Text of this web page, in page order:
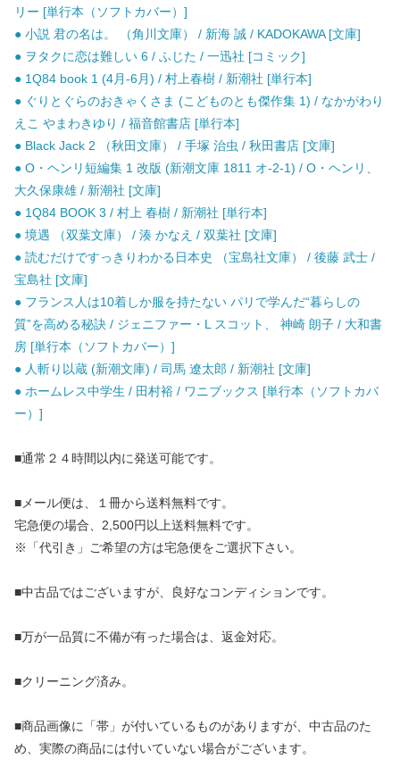
リー [単行本（ソフトカバー）]
● 小説 君の名は。 （角川文庫） / 新海 誠 / KADOKAWA [文庫]
● ヲタクに恋は難しい 6 / ふじた / 一迅社 [コミック]
● 1Q84 book 1 (4月-6月) / 村上春樹 / 新潮社 [単行本]
● ぐりとぐらのおきゃくさま (こどものとも傑作集 1) / なかがわり
えこ やまわきゆり / 福音館書店 [単行本]
● Black Jack 2 （秋田文庫） / 手塚 治虫 / 秋田書店 [文庫]
● O・ヘンリ短編集 1 改版 (新潮文庫 1811 オ-2-1) / O・ヘンリ、
大久保康雄 / 新潮社 [文庫]
● 1Q84 BOOK 3 / 村上 春樹 / 新潮社 [単行本]
● 境遇 （双葉文庫） / 湊 かなえ / 双葉社 [文庫]
● 読むだけですっきりわかる日本史 （宝島社文庫） / 後藤 武士 /
宝島社 [文庫]
● フランス人は10着しか服を持たない パリで学んだ“暮らしの
質”を高める秘訣 / ジェニファー・L スコット、 神崎 朗子 / 大和書
房 [単行本（ソフトカバー）]
● 人斬り以蔵 (新潮文庫) / 司馬 遼太郎 / 新潮社 [文庫]
● ホームレス中学生 / 田村裕 / ワニブックス [単行本（ソフトカバ
ー）]
■通常２４時間以内に発送可能です。
■メール便は、１冊から送料無料です。
宅急便の場合、2,500円以上送料無料です。
※「代引き」ご希望の方は宅急便をご選択下さい。
■中古品ではございますが、良好なコンディションです。
■万が一品質に不備が有った場合は、返金対応。
■クリーニング済み。
■商品画像に「帯」が付いているものがありますが、中古品のた
め、実際の商品には付いていない場合がございます。